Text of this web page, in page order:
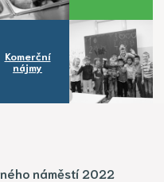
Komerční
nájmy
náměstí 2022